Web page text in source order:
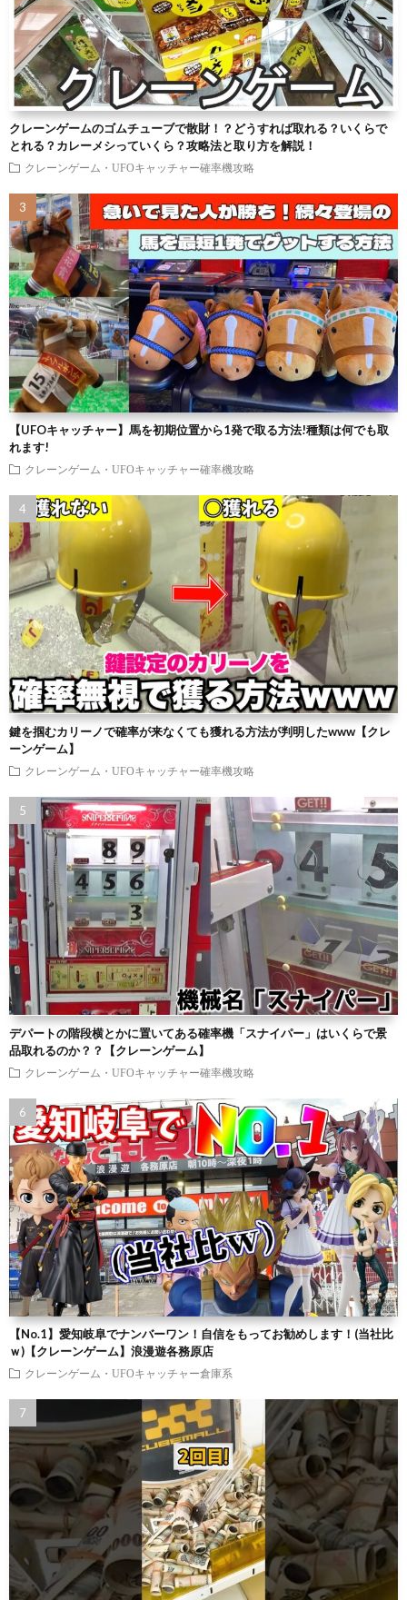
クレーンゲームのゴムチューブで散財！？どうすれば取れる？いくらで
とれる？カレーメシっていくら？攻略法と取り方を解説！
クレーンゲーム・UFOキャッチャー確率機攻略
【UFOキャッチャー】馬を初期位置から1発で取る方法!種類は何でも取
れます!
クレーンゲーム・UFOキャッチャー確率機攻略
鍵を掴むカリーノで確率が来なくても獲れる方法が判明したwww【クレ
ーンゲーム】
クレーンゲーム・UFOキャッチャー確率機攻略
デパートの階段横とかに置いてある確率機「スナイパー」はいくらで景
品取れるのか？？【クレーンゲーム】
クレーンゲーム・UFOキャッチャー確率機攻略
【No.1】愛知岐阜でナンバーワン！自信をもってお勧めします！(当社比
ｗ)【クレーンゲーム】浪漫遊各務原店
クレーンゲーム・UFOキャッチャー倉庫系